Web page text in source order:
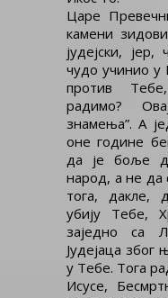
Царе
камени
јудејски,
чудо учинио у
против
радимо?
знамења”. А
оне године
да је боље
народ, а не да
тога, дакле,
убију Тебе,
заједно са
Јудејаца због
у Тебе. Тога
Исусе,